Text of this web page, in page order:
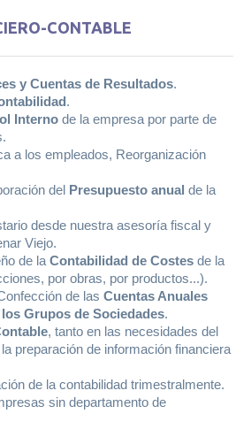
CONTABLE
y Cuentas de Resultados.
.
Interno de la empresa por parte de
a los empleados, Reorganización
del Presupuesto anual de la
desde nuestra asesoría fiscal y
Viejo.
de la Contabilidad de Costes de la
por obras, por productos...).
de las Cuentas Anuales
Grupos de Sociedades.
, tanto en las necesidades del
preparación de información financiera
de la contabilidad trimestralmente.
sin departamento de